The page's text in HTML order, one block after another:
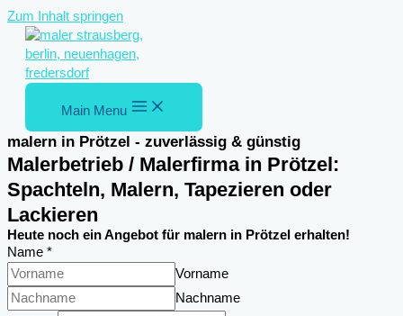
Zum Inhalt springen
Main Menu
malern in Prötzel - zuverlässig & günstig
Malerbetrieb / Malerfirma in Prötzel:
Spachteln, Malern, Tapezieren oder
Lackieren
Heute noch ein Angebot für malern in Prötzel erhalten!
Name *
Vorname
Nachname